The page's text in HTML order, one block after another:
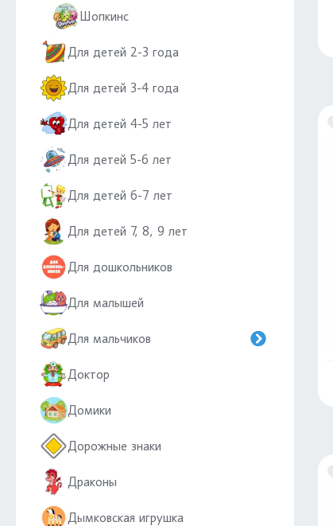
Шопкинс
Для детей 2-3 года
Для детей 3-4 года
Для детей 4-5 лет
Для детей 5-6 лет
Для детей 6-7 лет
Для детей 7, 8, 9 лет
Для дошкольников
Для малышей
Для мальчиков
Доктор
Домики
Дорожные знаки
Драконы
Дымковская игрушка